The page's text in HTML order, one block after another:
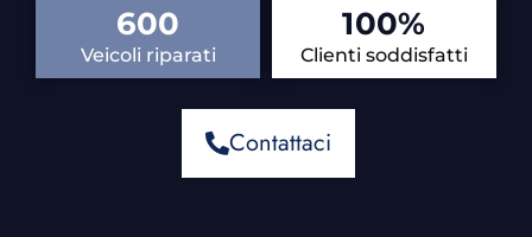
Veicoli riparati
600
Clienti soddisfatti
100%
Contattaci